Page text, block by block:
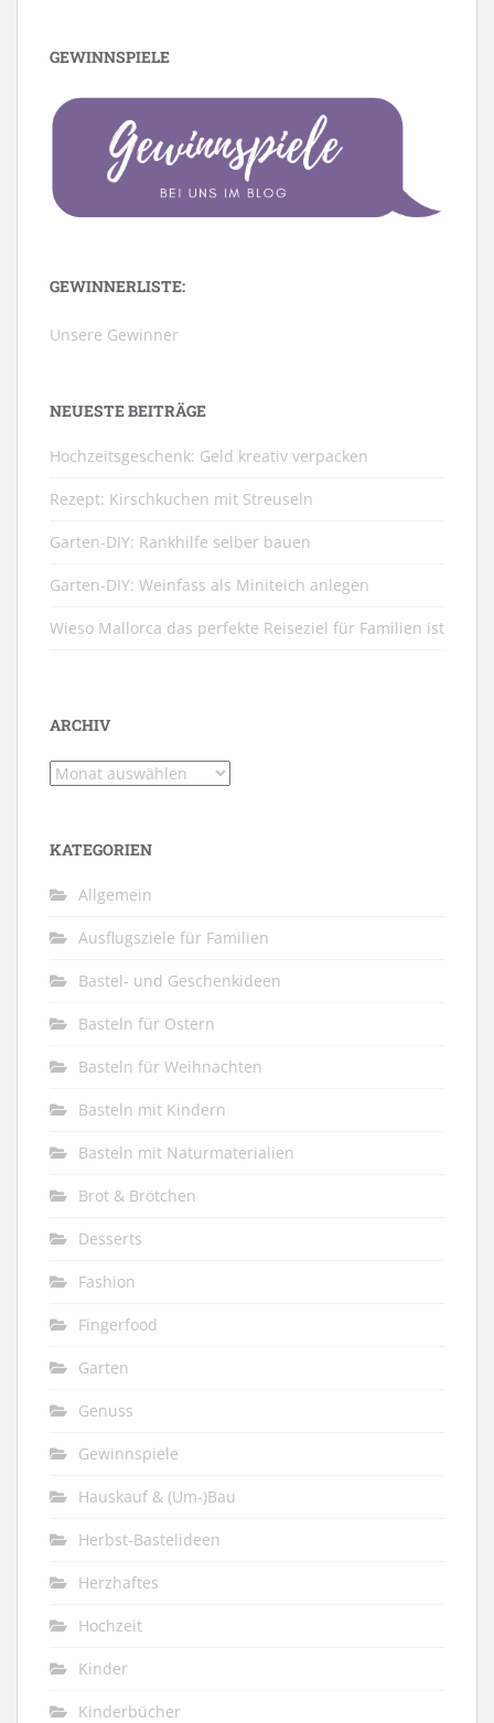
GEWINNSPIELE
GEWINNERLISTE:
Unsere Gewinner
NEUESTE BEITRÄGE
Hochzeitsgeschenk: Geld kreativ verpacken
Rezept: Kirschkuchen mit Streuseln
Garten-DIY: Rankhilfe selber bauen
Garten-DIY: Weinfass als Miniteich anlegen
Wieso Mallorca das perfekte Reiseziel für Familien ist
ARCHIV
Archiv
KATEGORIEN
Allgemein
Ausflugsziele für Familien
Bastel- und Geschenkideen
Basteln für Ostern
Basteln für Weihnachten
Basteln mit Kindern
Basteln mit Naturmaterialien
Brot & Brötchen
Desserts
Fashion
Fingerfood
Garten
Genuss
Gewinnspiele
Hauskauf & (Um-)Bau
Herbst-Bastelideen
Herzhaftes
Hochzeit
Kinder
Kinderbücher